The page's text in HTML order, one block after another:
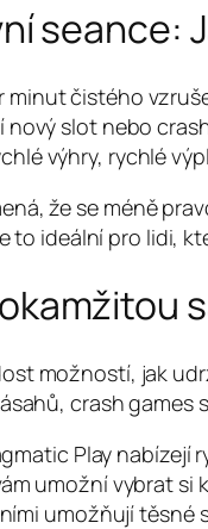
seance:
čistého
slot nebo
výhry, rychlé
že se méně
to ideální pro lidi,
možností, jak
crash games
Play nabízejí
umožní vybrat
umožňují těsné